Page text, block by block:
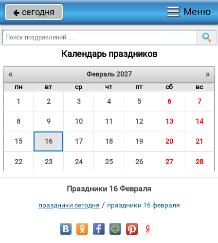
 сегодня Меню
Календарь праздников
« »
Февраль 2027
пн
вт ср чт пт сб
вс
1
2 3 4 5 6 7
8 9 10 11 12 13 14
15 16 17 18 19 20 21
22 23 24 25 26 27 28
Праздники 16 Февраля
праздники сегодня / праздники 16 февраля